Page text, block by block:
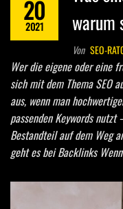
20
2021
warum
Von SEO-
Wer die eigene oder eine
sich mit dem Thema SEO
aus, wenn man
passenden Keywords
Bestandteil auf dem Weg
geht es bei Backlinks